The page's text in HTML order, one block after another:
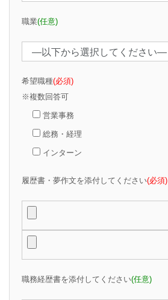
職業(任意)
希望職種(必須)
※複数回答可
営業事務
総務・経理
インターン
履歴書・夢作文を添付してください(必須)
職務経歴書を添付してください(任意)